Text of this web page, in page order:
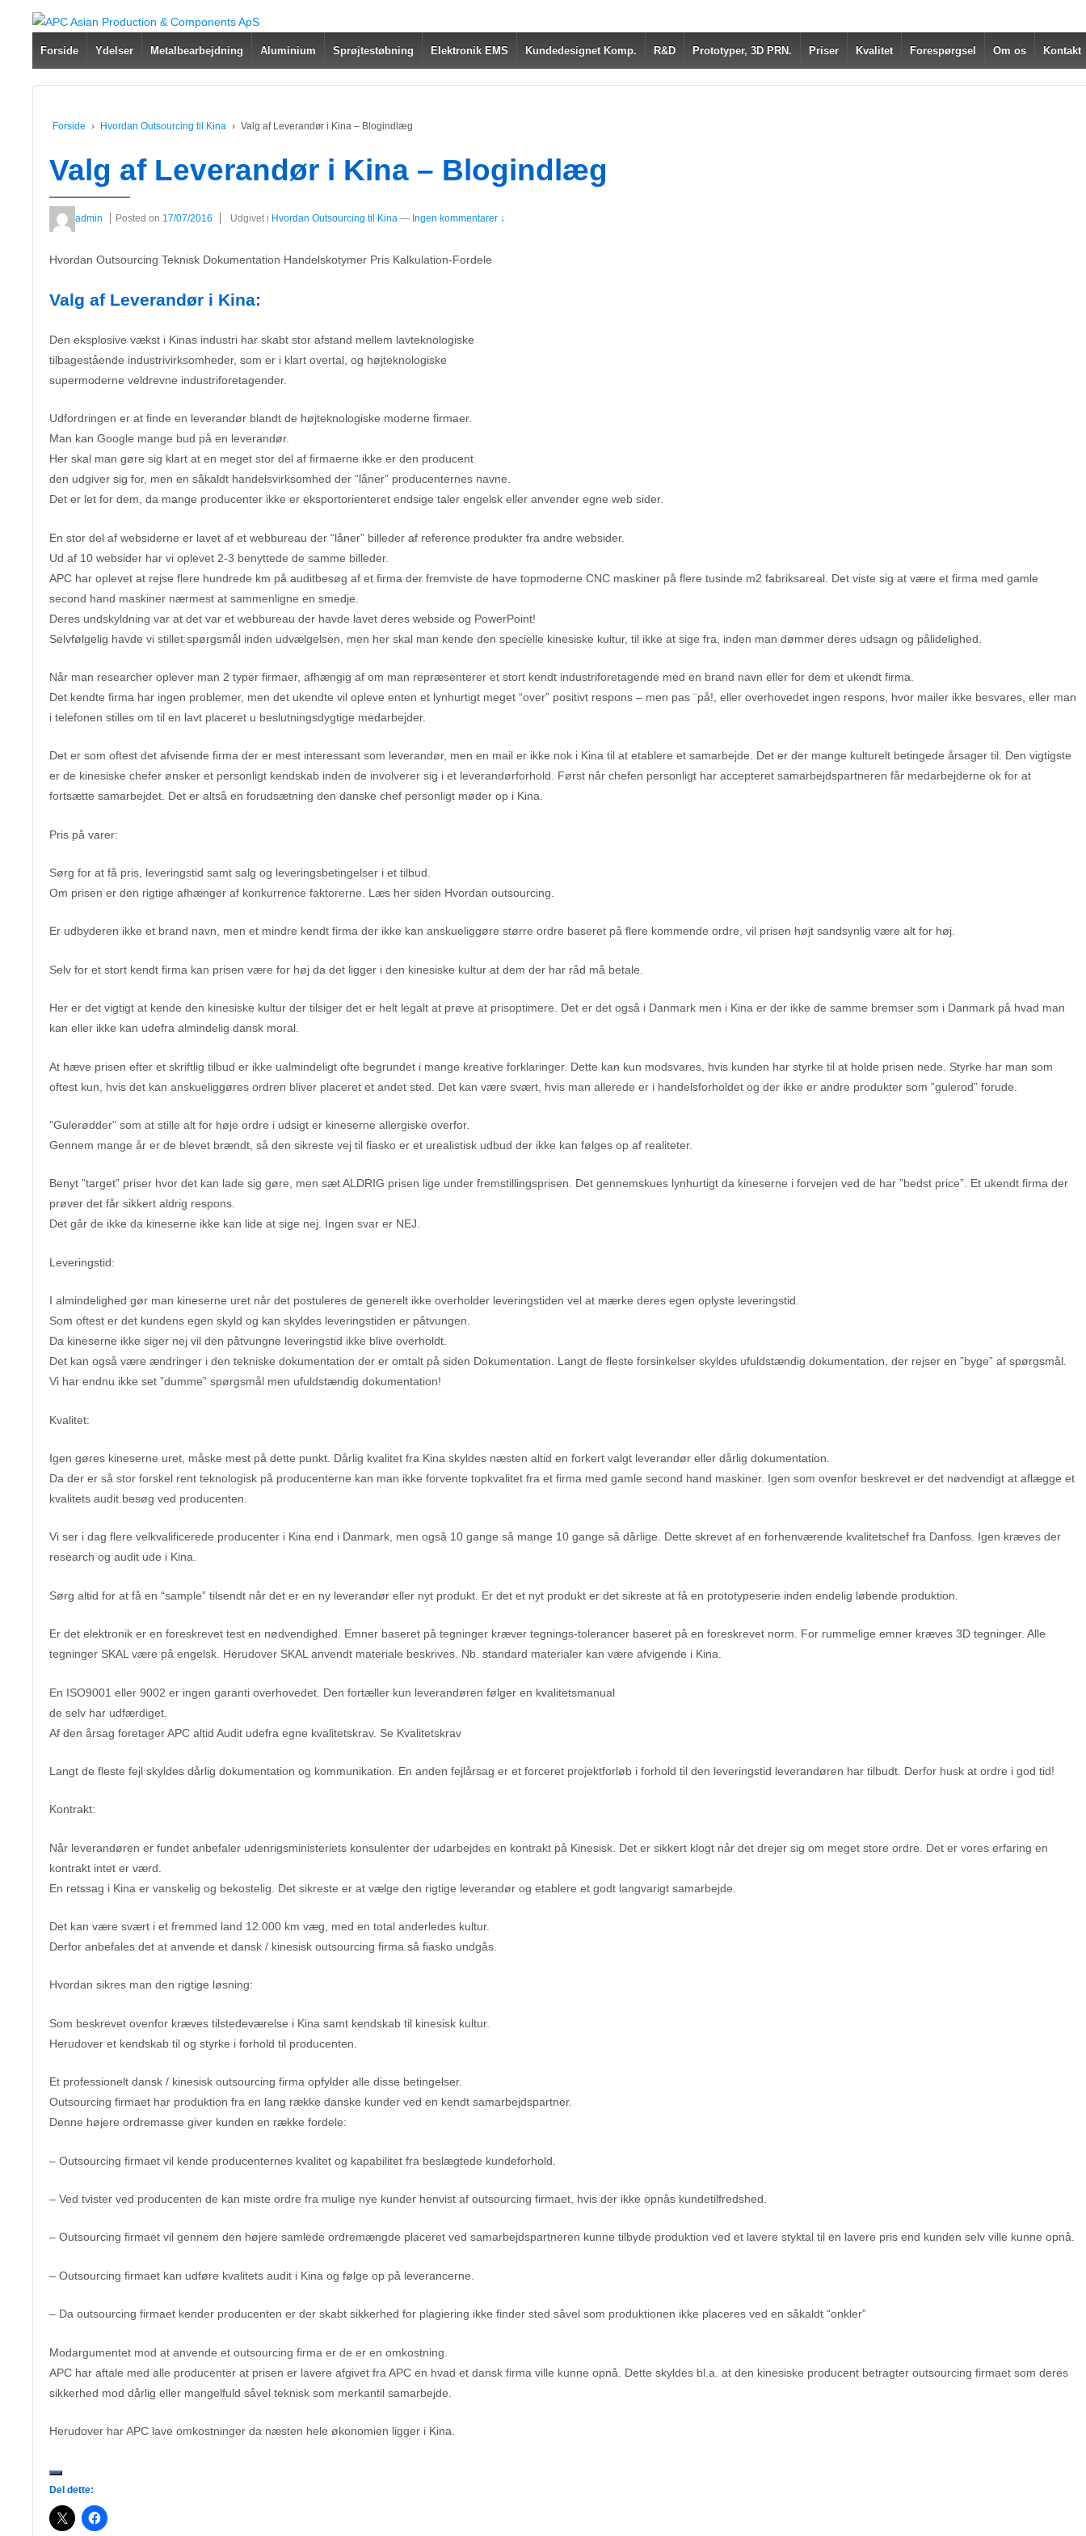
Forside Ydelser Metalbearbejdning Aluminium Sprøjtestøbning Elektronik EMS Kundedesignet Komp. R&D Prototyper, 3D PRN. Priser Kvalitet Forespørgsel Om os Kontakt
Forside › Hvordan Outsourcing til Kina › Valg af Leverandør i Kina – Blogindlæg
Valg af Leverandør i Kina – Blogindlæg
admin Posted on 17/07/2016 Udgivet i Hvordan Outsourcing til Kina — Ingen kommentarer ↓
Hvordan Outsourcing Teknisk Dokumentation Handelskotymer Pris Kalkulation-Fordele
Valg af Leverandør i Kina:
Den eksplosive vækst i Kinas industri har skabt stor afstand mellem lavteknologiske
tilbagestående industrivirksomheder, som er i klart overtal, og højteknologiske
supermoderne veldrevne industriforetagender.
Udfordringen er at finde en leverandør blandt de højteknologiske moderne firmaer.
Man kan Google mange bud på en leverandør.
Her skal man gøre sig klart at en meget stor del af firmaerne ikke er den producent
den udgiver sig for, men en såkaldt handelsvirksomhed der “låner” producenternes navne.
Det er let for dem, da mange producenter ikke er eksportorienteret endsige taler engelsk eller anvender egne web sider.
En stor del af websiderne er lavet af et webbureau der “låner” billeder af reference produkter fra andre websider.
Ud af 10 websider har vi oplevet 2-3 benyttede de samme billeder.
APC har oplevet at rejse flere hundrede km på auditbesøg af et firma der fremviste de have topmoderne CNC maskiner på flere tusinde m2 fabriksareal. Det viste sig at være et firma med gamle
second hand maskiner nærmest at sammenligne en smedje.
Deres undskyldning var at det var et webbureau der havde lavet deres webside og PowerPoint!
Selvfølgelig havde vi stillet spørgsmål inden udvælgelsen, men her skal man kende den specielle kinesiske kultur, til ikke at sige fra, inden man dømmer deres udsagn og pålidelighed.
Når man researcher oplever man 2 typer firmaer, afhængig af om man repræsenterer et stort kendt industriforetagende med en brand navn eller for dem et ukendt firma.
Det kendte firma har ingen problemer, men det ukendte vil opleve enten et lynhurtigt meget “over” positivt respons – men pas ¨på!, eller overhovedet ingen respons, hvor mailer ikke besvares, eller man
i telefonen stilles om til en lavt placeret u beslutningsdygtige medarbejder.
Det er som oftest det afvisende firma der er mest interessant som leverandør, men en mail er ikke nok i Kina til at etablere et samarbejde. Det er der mange kulturelt betingede årsager til. Den vigtigste
er de kinesiske chefer ønsker et personligt kendskab inden de involverer sig i et leverandørforhold. Først når chefen personligt har accepteret samarbejdspartneren får medarbejderne ok for at
fortsætte samarbejdet. Det er altså en forudsætning den danske chef personligt møder op i Kina.
Pris på varer:
Sørg for at få pris, leveringstid samt salg og leveringsbetingelser i et tilbud.
Om prisen er den rigtige afhænger af konkurrence faktorerne. Læs her siden Hvordan outsourcing.
Er udbyderen ikke et brand navn, men et mindre kendt firma der ikke kan anskueliggøre større ordre baseret på flere kommende ordre, vil prisen højt sandsynlig være alt for høj.
Selv for et stort kendt firma kan prisen være for høj da det ligger i den kinesiske kultur at dem der har råd må betale.
Her er det vigtigt at kende den kinesiske kultur der tilsiger det er helt legalt at prøve at prisoptimere. Det er det også i Danmark men i Kina er der ikke de samme bremser som i Danmark på hvad man
kan eller ikke kan udefra almindelig dansk moral.
At hæve prisen efter et skriftlig tilbud er ikke ualmindeligt ofte begrundet i mange kreative forklaringer. Dette kan kun modsvares, hvis kunden har styrke til at holde prisen nede. Styrke har man som
oftest kun, hvis det kan anskueliggøres ordren bliver placeret et andet sted. Det kan være svært, hvis man allerede er i handelsforholdet og der ikke er andre produkter som ”gulerod” forude.
”Gulerødder” som at stille alt for høje ordre i udsigt er kineserne allergiske overfor.
Gennem mange år er de blevet brændt, så den sikreste vej til fiasko er et urealistisk udbud der ikke kan følges op af realiteter.
Benyt ”target” priser hvor det kan lade sig gøre, men sæt ALDRIG prisen lige under fremstillingsprisen. Det gennemskues lynhurtigt da kineserne i forvejen ved de har ”bedst price”. Et ukendt firma der
prøver det får sikkert aldrig respons.
Det går de ikke da kineserne ikke kan lide at sige nej. Ingen svar er NEJ.
Leveringstid:
I almindelighed gør man kineserne uret når det postuleres de generelt ikke overholder leveringstiden vel at mærke deres egen oplyste leveringstid.
Som oftest er det kundens egen skyld og kan skyldes leveringstiden er påtvungen.
Da kineserne ikke siger nej vil den påtvungne leveringstid ikke blive overholdt.
Det kan også være ændringer i den tekniske dokumentation der er omtalt på siden Dokumentation. Langt de fleste forsinkelser skyldes ufuldstændig dokumentation, der rejser en ”byge” af spørgsmål.
Vi har endnu ikke set ”dumme” spørgsmål men ufuldstændig dokumentation!
Kvalitet:
Igen gøres kineserne uret, måske mest på dette punkt. Dårlig kvalitet fra Kina skyldes næsten altid en forkert valgt leverandør eller dårlig dokumentation.
Da der er så stor forskel rent teknologisk på producenterne kan man ikke forvente topkvalitet fra et firma med gamle second hand maskiner. Igen som ovenfor beskrevet er det nødvendigt at aflægge et
kvalitets audit besøg ved producenten.
Vi ser i dag flere velkvalificerede producenter i Kina end i Danmark, men også 10 gange så mange 10 gange så dårlige. Dette skrevet af en forhenværende kvalitetschef fra Danfoss. Igen kræves der
research og audit ude i Kina.
Sørg altid for at få en “sample” tilsendt når det er en ny leverandør eller nyt produkt. Er det et nyt produkt er det sikreste at få en prototypeserie inden endelig løbende produktion.
Er det elektronik er en foreskrevet test en nødvendighed. Emner baseret på tegninger kræver tegnings-tolerancer baseret på en foreskrevet norm. For rummelige emner kræves 3D tegninger. Alle
tegninger SKAL være på engelsk. Herudover SKAL anvendt materiale beskrives. Nb. standard materialer kan være afvigende i Kina.
En ISO9001 eller 9002 er ingen garanti overhovedet. Den fortæller kun leverandøren følger en kvalitetsmanual
de selv har udfærdiget.
Af den årsag foretager APC altid Audit udefra egne kvalitetskrav. Se Kvalitetskrav
Langt de fleste fejl skyldes dårlig dokumentation og kommunikation. En anden fejlårsag er et forceret projektforløb i forhold til den leveringstid leverandøren har tilbudt. Derfor husk at ordre i god tid!
Kontrakt:
Når leverandøren er fundet anbefaler udenrigsministeriets konsulenter der udarbejdes en kontrakt på Kinesisk. Det er sikkert klogt når det drejer sig om meget store ordre. Det er vores erfaring en
kontrakt intet er værd.
En retssag i Kina er vanskelig og bekostelig. Det sikreste er at vælge den rigtige leverandør og etablere et godt langvarigt samarbejde.
Det kan være svært i et fremmed land 12.000 km væg, med en total anderledes kultur.
Derfor anbefales det at anvende et dansk / kinesisk outsourcing firma så fiasko undgås.
Hvordan sikres man den rigtige løsning:
Som beskrevet ovenfor kræves tilstedeværelse i Kina samt kendskab til kinesisk kultur.
Herudover et kendskab til og styrke i forhold til producenten.
Et professionelt dansk / kinesisk outsourcing firma opfylder alle disse betingelser.
Outsourcing firmaet har produktion fra en lang række danske kunder ved en kendt samarbejdspartner.
Denne højere ordremasse giver kunden en række fordele:
– Outsourcing firmaet vil kende producenternes kvalitet og kapabilitet fra beslægtede kundeforhold.
– Ved tvister ved producenten de kan miste ordre fra mulige nye kunder henvist af outsourcing firmaet, hvis der ikke opnås kundetilfredshed.
– Outsourcing firmaet vil gennem den højere samlede ordremængde placeret ved samarbejdspartneren kunne tilbyde produktion ved et lavere styktal til en lavere pris end kunden selv ville kunne opnå.
– Outsourcing firmaet kan udføre kvalitets audit i Kina og følge op på leverancerne.
– Da outsourcing firmaet kender producenten er der skabt sikkerhed for plagiering ikke finder sted såvel som produktionen ikke placeres ved en såkaldt “onkler”
Modargumentet mod at anvende et outsourcing firma er de er en omkostning.
APC har aftale med alle producenter at prisen er lavere afgivet fra APC en hvad et dansk firma ville kunne opnå. Dette skyldes bl.a. at den kinesiske producent betragter outsourcing firmaet som deres
sikkerhed mod dårlig eller mangelfuld såvel teknisk som merkantil samarbejde.
Herudover har APC lave omkostninger da næsten hele økonomien ligger i Kina.
Del dette: